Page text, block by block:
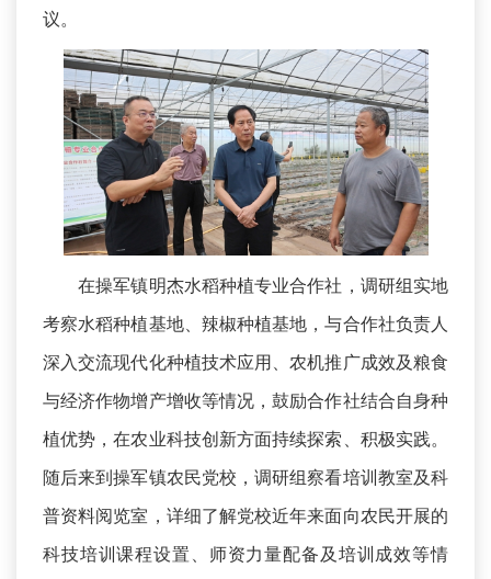
议。
在操军镇明杰水稻种植专业合作社，调研组实地
考察水稻种植基地、辣椒种植基地，与合作社负责人
深入交流现代化种植技术应用、农机推广成效及粮食
与经济作物增产增收等情况，鼓励合作社结合自身种
植优势，在农业科技创新方面持续探索、积极实践。
随后来到操军镇农民党校，调研组察看培训教室及科
普资料阅览室，详细了解党校近年来面向农民开展的
科技培训课程设置、师资力量配备及培训成效等情